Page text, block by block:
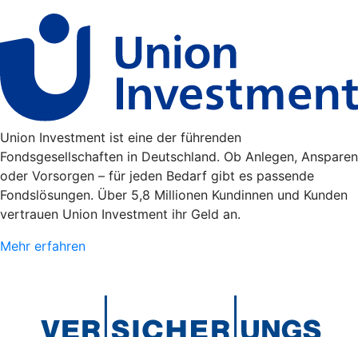
Union Investment ist eine der führenden
Fondsgesellschaften in Deutschland. Ob Anlegen, Ansparen
oder Vorsorgen – für jeden Bedarf gibt es passende
Fondslösungen. Über 5,8 Millionen Kundinnen und Kunden
vertrauen Union Investment ihr Geld an.
Mehr erfahren